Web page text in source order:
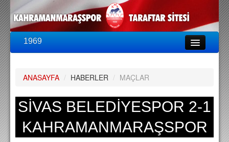
1969
PUAN DURUMU
FİKSTÜR
A TAKIM KADROSU
ANASAYFA / HABERLER / MAÇLAR
SİVAS BELEDİYESPOR 2-1
KAHRAMANMARAŞSPOR